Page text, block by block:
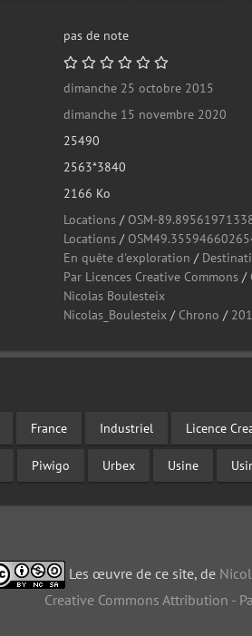
pas de note
dimanche 25 octobre 2015
dimanche 15 novembre 2020
25490
2563*3840
2166 Ko
Locations / OSM-
Locations /
En quête d'exploration /
Par Licences Creative Commons /
Nicolas Boulesteix
Nicolas_Boulesteix / Chrono /
France Industriel Licence
Piwigo Urbex Usine
Les œuvre de ce site, de
Creative Commons Attribution -